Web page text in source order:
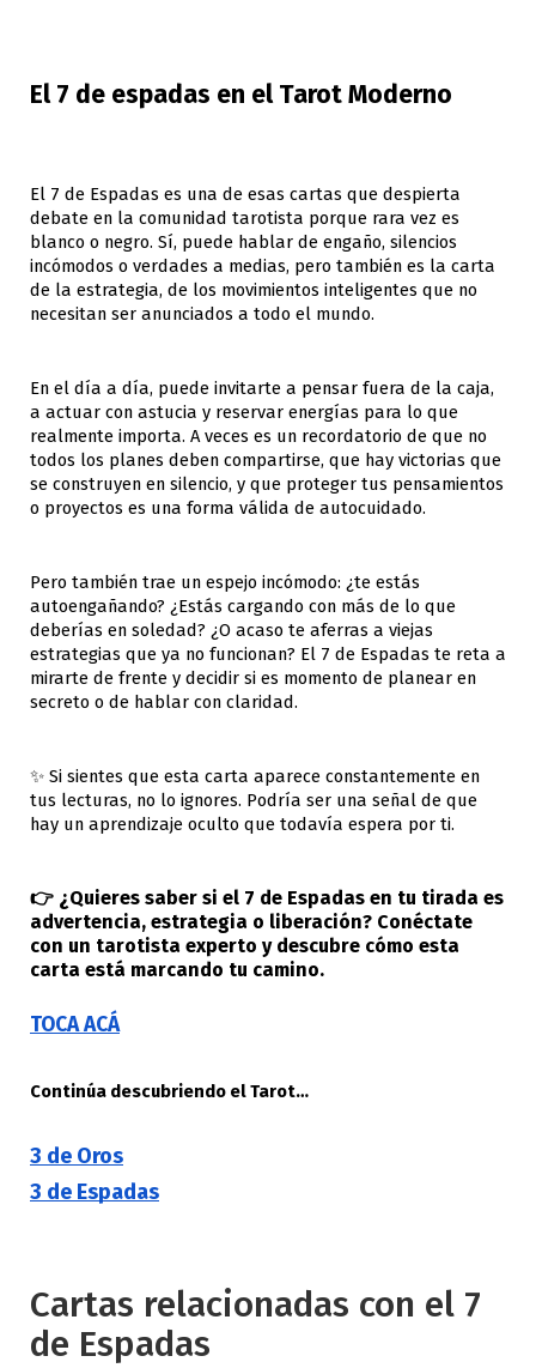
El 7 de espadas en el Tarot Moderno
El 7 de Espadas es una de esas cartas que despierta
debate en la comunidad tarotista porque rara vez es
blanco o negro. Sí, puede hablar de engaño, silencios
incómodos o verdades a medias, pero también es la carta
de la estrategia, de los movimientos inteligentes que no
necesitan ser anunciados a todo el mundo.
En el día a día, puede invitarte a pensar fuera de la caja,
a actuar con astucia y reservar energías para lo que
realmente importa. A veces es un recordatorio de que no
todos los planes deben compartirse, que hay victorias que
se construyen en silencio, y que proteger tus pensamientos
o proyectos es una forma válida de autocuidado.
Pero también trae un espejo incómodo: ¿te estás
autoengañando? ¿Estás cargando con más de lo que
deberías en soledad? ¿O acaso te aferras a viejas
estrategias que ya no funcionan? El 7 de Espadas te reta a
mirarte de frente y decidir si es momento de planear en
secreto o de hablar con claridad.
✨ Si sientes que esta carta aparece constantemente en
tus lecturas, no lo ignores. Podría ser una señal de que
hay un aprendizaje oculto que todavía espera por ti.
👉 ¿Quieres saber si el 7 de Espadas en tu tirada es
advertencia, estrategia o liberación? Conéctate
con un tarotista experto y descubre cómo esta
carta está marcando tu camino.
TOCA ACÁ
Continúa descubriendo el Tarot…
3 de Oros
3 de Espadas
Cartas relacionadas con el 7
de Espadas